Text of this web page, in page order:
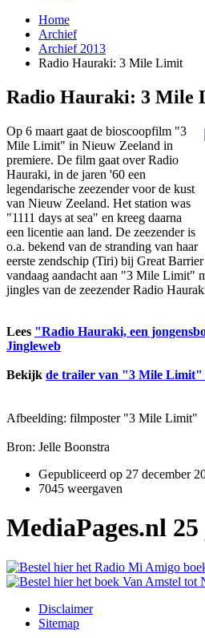
Home
Archief
Archief 2013
Radio Hauraki: 3 Mile Limit
Radio Hauraki: 3 Mile
Op 6 maart gaat de bioscoopfilm "3
Mile Limit" in Nieuw Zeeland in
premiere. De film gaat over Radio
Hauraki, in de jaren '60 een
legendarische zeezender voor de kust
van Nieuw Zeeland. Het station was
"1111 days at sea" en kreeg daarna
een licentie aan land. De zeezender is
o.a. bekend van de stranding van haar
eerste zendschip (Tiri) bij Great
vandaag aandacht aan "3 Mile Limit"
jingles van de zeezender Radio
Lees "Radio Hauraki, een
Jingleweb
Bekijk de trailer van "3 Mile Limit"
Afbeelding: filmposter "3 Mile Limit"
Bron: Jelle Boonstra
Gepubliceerd op 27 december
7045 weergaven
MediaPages.nl
Disclaimer
Sitemap